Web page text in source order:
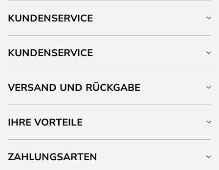
KUNDENSERVICE
KUNDENSERVICE
VERSAND UND RÜCKGABE
IHRE VORTEILE
ZAHLUNGSARTEN